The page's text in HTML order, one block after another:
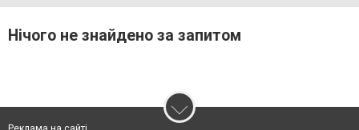
Нічого не знайдено за запитом